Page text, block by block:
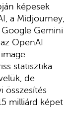
képesek
a Midjourney,
Gemini
OpenAI
statisztika
de
összesítés
milliárd képet